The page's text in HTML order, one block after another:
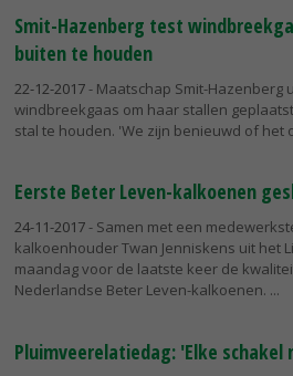
Smit-Hazenberg test
buiten te houden
22-12-2017- Maatschap Smit-Hazenberg
windbreekgaas om haar stallen
stal te houden. 'We zijn benieuwd of het
Eerste Beter Leven-kalkoenen
24-11-2017- Samen met een
kalkoenhouder Twan Jenniskens uit het
maandag voor de laatste keer de
Nederlandse Beter Leven-kalkoenen.
Pluimveerelatiedag: 'Elke